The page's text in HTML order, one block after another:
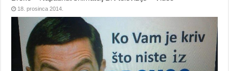
18. prosinca 2014.